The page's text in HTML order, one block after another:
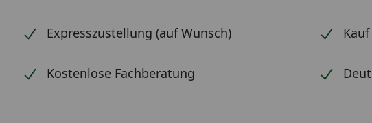
Expresszustellung (auf Wunsch)
Kostenlose Fachberatung